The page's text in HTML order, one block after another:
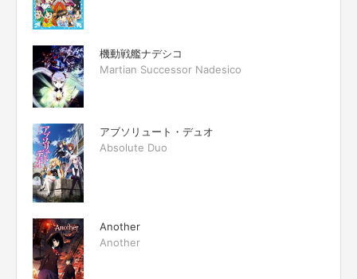
機動戦艦ナデシコ
Martian Successor Nadesico
アブソリュート・デュオ
Absolute Duo
Another
Another